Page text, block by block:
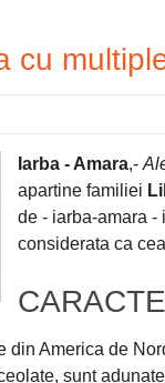
cu
Iarba - Amara,-
apartine familiei
de - iarba-amara -
considerata ca
din America de
sunt